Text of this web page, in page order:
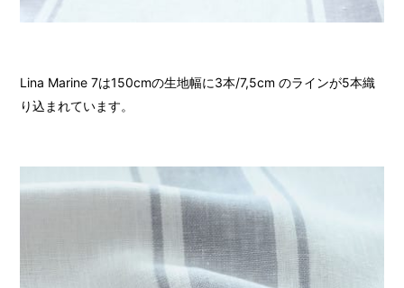
Lina Marine 7は150cmの生地幅に3本/7,5cm のラインが5本織
り込まれています。